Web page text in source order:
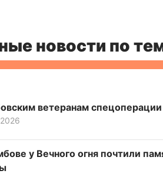
новости по
ветеранам спецоперации
у Вечного огня почтили